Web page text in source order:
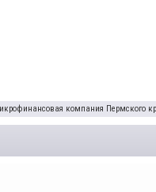
компания Пермского